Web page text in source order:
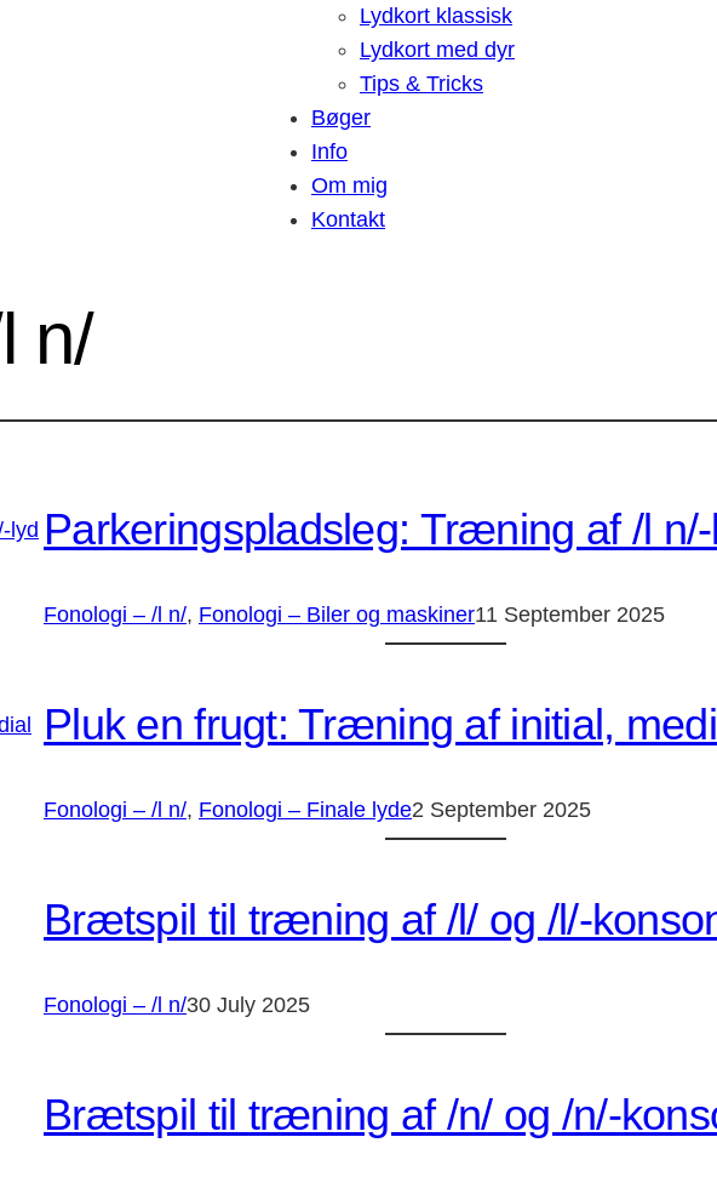
Lydkort klassisk
Lydkort med dyr
Tips & Tricks
Bøger
Info
Om mig
Kontakt
n/
Parkeringspladsleg: Træning af /l
Fonologi – /l n/, Fonologi – Biler og maskiner11 September 2025
Pluk en frugt: Træning af initial,
Fonologi – /l n/, Fonologi – Finale lyde2 September 2025
Brætspil til træning af /l/ og /l/-
Fonologi – /l n/30 July 2025
Brætspil til træning af /n/ og /n/-